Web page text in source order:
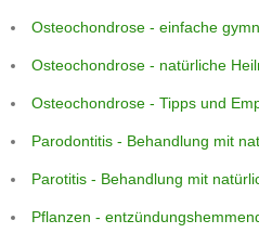
Osteochondrose - einfache
Osteochondrose - natürliche
Osteochondrose - Tipps und
Parodontitis - Behandlung mit
Parotitis - Behandlung mit
Pflanzen -